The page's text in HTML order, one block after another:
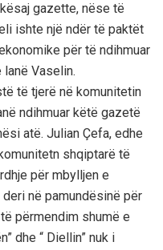
gazette, nëse të
ishte një ndër të paktët
për të ndihmuar
lanë Vaselin.
të tjerë në komunitetin
ndihmuar këtë gazetë
atë. Julian Çefa, edhe
shqiptarë të
për mbylljen e
në pamundësinë për
përmendim shumë e
dhe “ Diellin” nuk i